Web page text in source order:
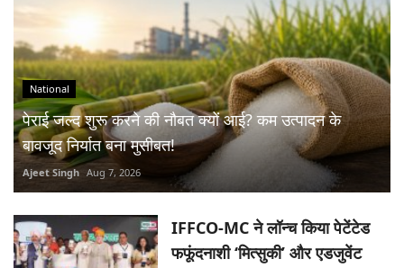
National
पेराई जल्द शुरू करने की नौबत क्यों आई? कम उत्पादन के
बावजूद निर्यात बना मुसीबत!
Ajeet Singh Aug 7, 2026
IFFCO-MC ने लॉन्च किया पेटेंटेड
फफूंदनाशी ‘मित्सुकी’ और एडजुवेंट